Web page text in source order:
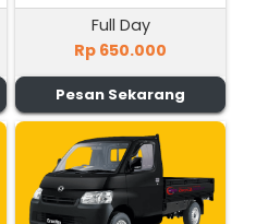
Full Day
Rp 650.000
Pesan Sekarang